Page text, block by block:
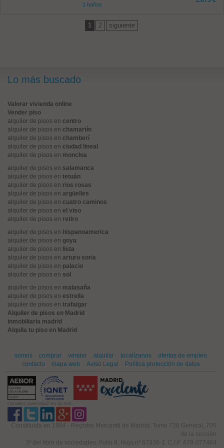
1 baños
1 2 siguiente
Lo más buscado
Valorar vivienda online
Vender piso
alquiler de pisos en centro
alquiler de pisos en chamartín
alquiler de pisos en chamberí
alquiler de pisos en ciudad lineal
alquiler de pisos en moncloa
alquiler de pisos en salamanca
alquiler de pisos en tetuán
alquiler de pisos en rios rosas
alquiler de pisos en argüelles
alquiler de pisos en cuatro caminos
alquiler de pisos en el viso
alquiler de pisos en retiro
alquiler de pisos en hispanoamerica
alquiler de pisos en goya
alquiler de pisos en lista
alquiler de pisos en arturo soria
alquiler de pisos en palacio
alquiler de pisos en sol
alquiler de pisos en malasaña
alquiler de pisos en estrella
alquiler de pisos en trafalgar
Alquiler de pisos en Madrid
inmobiliaria madrid
Alquila tu piso en Madrid
somos comprar vender alquilar localízanos
ofertas de empleo
contacto
mapa web Aviso Legal Política protección de datos
canales vivienda2 en la red
Constituida en 1984 - Registro Mercantil de Madrid, Tomo 726 General, 705
de la sección
3ª del libro de sociedades, Folio 8, Hoja nº 67336-1. C.I.F. A78-077484